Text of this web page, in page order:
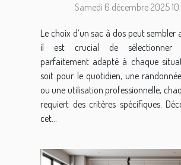
Samedi 6 décembre 2025
Le choix d’un sac à dos peut sembler
il est crucial de sélectionner
parfaitement adapté à chaque
soit pour le quotidien, une
ou une utilisation professionnelle,
requiert des critères spécifiques.
cet...